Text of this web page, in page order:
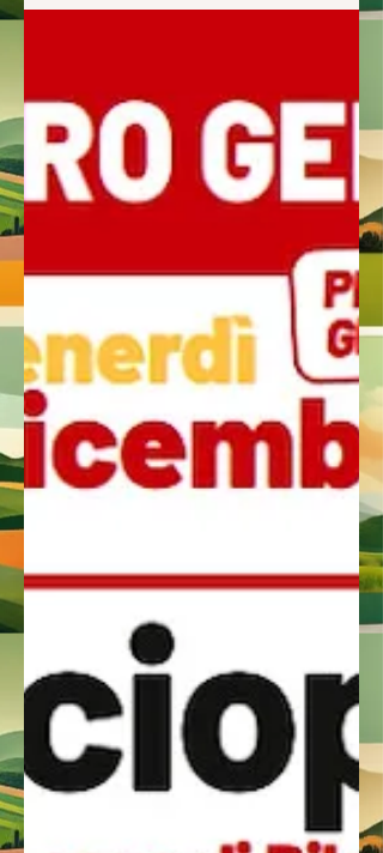
generale Fillea Cgil Umbria, Elisabetta
delegati, lavoratrici e lavoratori del settore .
Parole che introducono una riflessione sul
complesso contesto nel quale opera
l'edilizia sia sul